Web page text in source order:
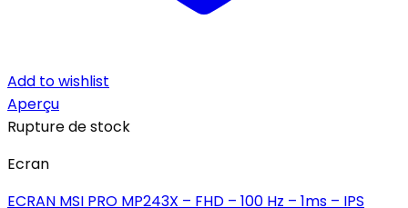
Add to wishlist
Aperçu
Rupture de stock
Ecran
ECRAN MSI PRO MP243X – FHD – 100 Hz – 1ms – IPS